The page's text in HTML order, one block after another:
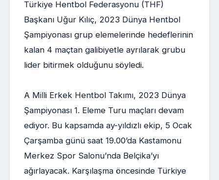
Türkiye Hentbol Federasyonu (THF)
Başkanı Uğur Kılıç, 2023 Dünya Hentbol
Şampiyonası grup elemelerinde hedeflerinin
kalan 4 maçtan galibiyetle ayrılarak grubu
lider bitirmek olduğunu söyledi.
A Milli Erkek Hentbol Takımı, 2023 Dünya
Şampiyonası 1. Eleme Turu maçları devam
ediyor. Bu kapsamda ay-yıldızlı ekip, 5 Ocak
Çarşamba günü saat 19.00’da Kastamonu
Merkez Spor Salonu’nda Belçika’yı
ağırlayacak. Karşılaşma öncesinde Türkiye